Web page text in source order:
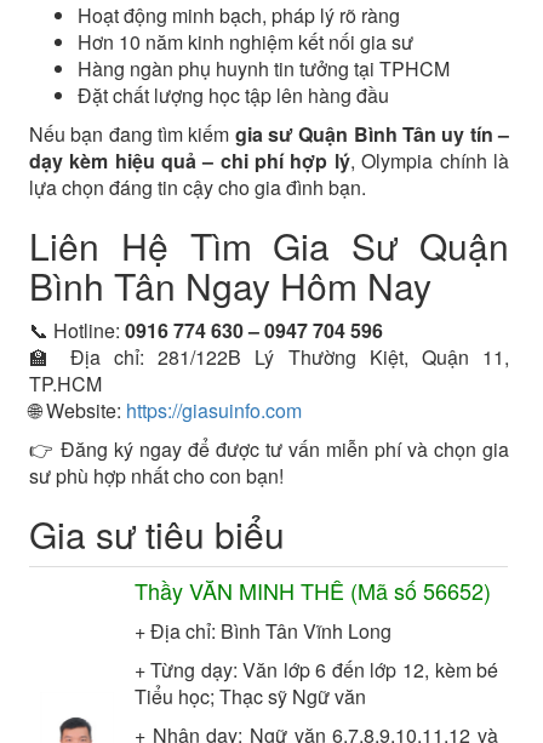
Hoạt động minh bạch, pháp lý rõ ràng
Hơn 10 năm kinh nghiệm kết nối gia sư
Hàng ngàn phụ huynh tin tưởng tại TPHCM
Đặt chất lượng học tập lên hàng đầu
Nếu bạn đang tìm kiếm gia sư Quận Bình Tân uy tín –
dạy kèm hiệu quả – chi phí hợp lý, Olympia chính là
lựa chọn đáng tin cậy cho gia đình bạn.
Liên Hệ Tìm Gia Sư Quận
Bình Tân Ngay Hôm Nay
📞 Hotline: 0916 774 630 – 0947 704 596
🏫 Địa chỉ: 281/122B Lý Thường Kiệt, Quận 11,
TP.HCM
🌐 Website: https://giasuinfo.com
👉 Đăng ký ngay để được tư vấn miễn phí và chọn gia
sư phù hợp nhất cho con bạn!
Gia sư tiêu biểu
ThầyVĂN MINH THÊ (Mã số56652)
+ Địa chỉ: Bình Tân Vĩnh Long
+ Từng dạy: Văn lớp 6 đến lớp 12, kèm bé
Tiểu học; Thạc sỹ Ngữ văn
+ Nhận dạy: Ngữ văn 6,7,8,9,10,11,12 và